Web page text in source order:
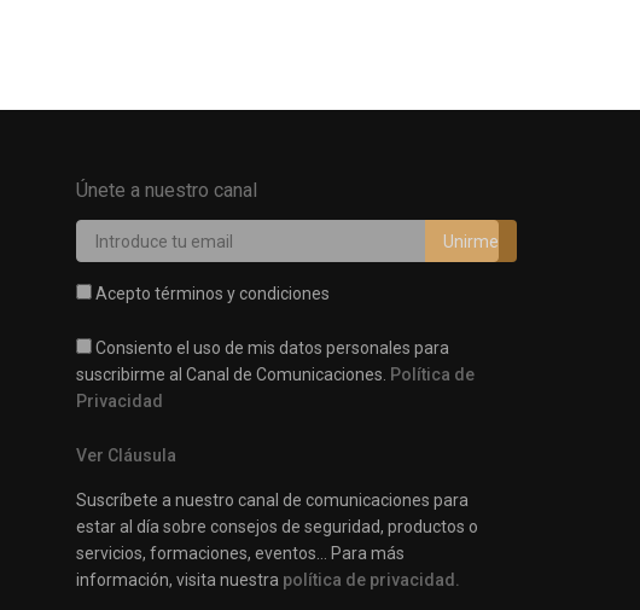
Únete a nuestro canal
Acepto términos y condiciones
Consiento el uso de mis datos personales para
suscribirme al Canal de Comunicaciones. Política de
Privacidad
Ver Cláusula
Suscríbete a nuestro canal de comunicaciones para
estar al día sobre consejos de seguridad, productos o
servicios, formaciones, eventos… Para más
información, visita nuestra política de privacidad.